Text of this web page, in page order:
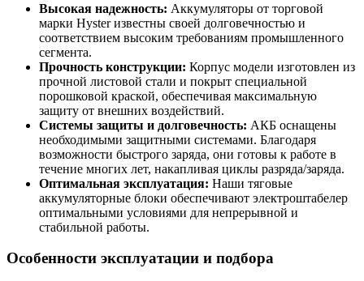
Высокая надежность: Аккумуляторы от торговой
марки Hyster известны своей долговечностью и
соответствием высоким требованиям промышленного
сегмента.
Прочность конструкции: Корпус модели изготовлен из
прочной листовой стали и покрыт специальной
порошковой краской, обеспечивая максимальную
защиту от внешних воздействий.
Системы защиты и долговечность: АКБ оснащены
необходимыми защитными системами. Благодаря
возможности быстрого заряда, они готовы к работе в
течение многих лет, накапливая циклы разряда/заряда.
Оптимальная эксплуатация: Наши тяговые
аккумуляторные блоки обеспечивают электроштабелер
оптимальными условиями для непрерывной и
стабильной работы.
Особенности эксплуатации и подбора